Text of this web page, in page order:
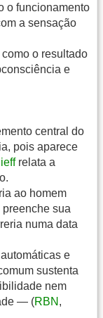
o funcionamento
a sensação
como o resultado
e
central do
pois aparece
relata a
ao homem
sua
numa data
e
sustenta
nem
— (RBN ,